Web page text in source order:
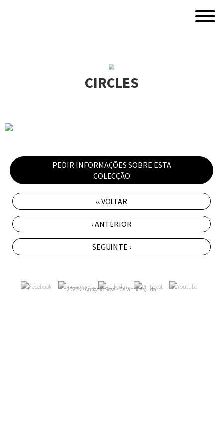
CIRCLES
PEDIR INFORMAÇÕES SOBRE ESTA
COLECÇÃO
‹‹ VOLTAR
‹ ANTERIOR
SEGUINTE ›
2026 © António Rosa - Cerâmicas, Lda
by